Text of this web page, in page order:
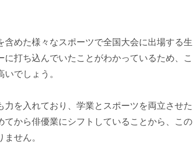
含めた様々なスポーツで全国大会に出場する生
打ち込んでいたことがわかっているため、こ
でしょう。
を入れており、学業とスポーツを両立させた
から俳優業にシフトしていることから、この
せん。